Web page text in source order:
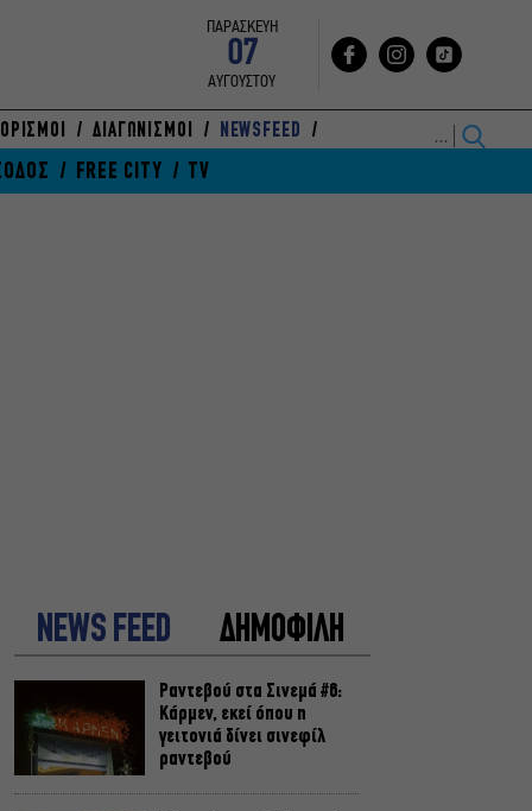
ΠΑΡΑΣΚΕΥΗ
07
ΑΥΓΟΥΣΤΟΥ
ΔΙΑΓΩΝΙΣΜΟΙ NEWSFEED
FREE CITY TV
NEWS FEED ΔΗΜΟΦΙΛΗ
Ραντεβού στα Σινεμά #6:
Κάρμεν, εκεί όπου η
γειτονιά δίνει σινεφίλ
ραντεβού